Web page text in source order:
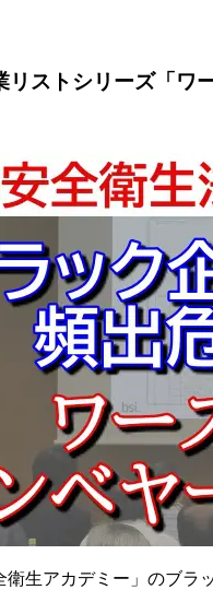
リストシリーズ「ワ
衛生アカデミー」のブ